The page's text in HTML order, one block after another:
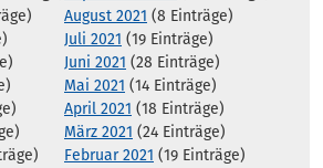
August 2021 (8 Einträge)
Juli 2021 (19 Einträge)
Juni 2021 (28 Einträge)
Mai 2021 (14 Einträge)
April 2021 (18 Einträge)
März 2021 (24 Einträge)
Februar 2021 (19 Einträge)